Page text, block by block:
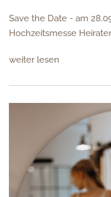
Save the Date - am
Hochzeitsmesse
weiter lesen